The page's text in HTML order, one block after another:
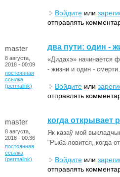
Войдите или
отправлять
master
8 августа,
2018 - 00:09
постоянная
ссылка
(permalink)
два пути: один -
«Дидахэ» начинается
- жизни и один -
Войдите или
отправлять
master
8 августа,
2018 - 00:36
постоянная
ссылка
(permalink)
когда открывает
Як казаў мой
"Рыба ловится, когда
Войдите или
отправлять